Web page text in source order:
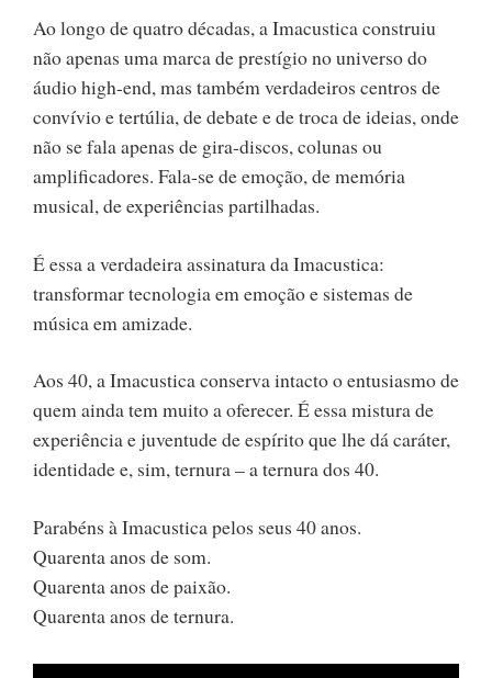
Ao longo de quatro décadas, a Imacustica construiu
não apenas uma marca de prestígio no universo do
áudio high-end, mas também verdadeiros centros de
convívio e tertúlia, de debate e de troca de ideias, onde
não se fala apenas de gira-discos, colunas ou
amplificadores. Fala-se de emoção, de memória
musical, de experiências partilhadas.
É essa a verdadeira assinatura da Imacustica:
transformar tecnologia em emoção e sistemas de
música em amizade.
Aos 40, a Imacustica conserva intacto o entusiasmo de
quem ainda tem muito a oferecer. É essa mistura de
experiência e juventude de espírito que lhe dá caráter,
identidade e, sim, ternura – a ternura dos 40.
Parabéns à Imacustica pelos seus 40 anos.
Quarenta anos de som.
Quarenta anos de paixão.
Quarenta anos de ternura.